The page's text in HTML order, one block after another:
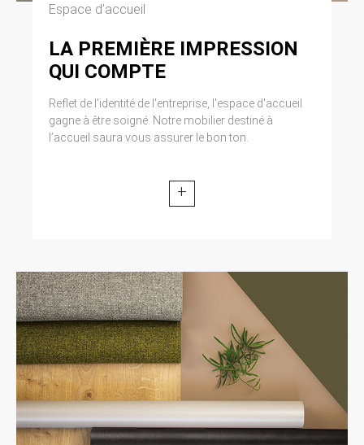
Espace d’accueil
LA PREMIÈRE IMPRESSION
QUI COMPTE
Reflet de l'identité de l'entreprise, l'espace d'accueil
gagne à être soigné. Notre mobilier destiné à
l’accueil saura vous assurer le bon ton.
+